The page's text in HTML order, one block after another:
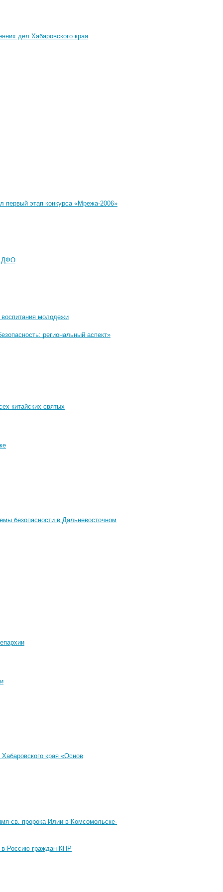
дел Хабаровского края
первый этап конкурса «Мрежа-2006»
ДФО
воспитания молодежи
региональный аспект»
китайских святых
безопасности в Дальневосточном
края «Основ
св. пророка Илии в Комсомольске-
в Россию граждан КНР